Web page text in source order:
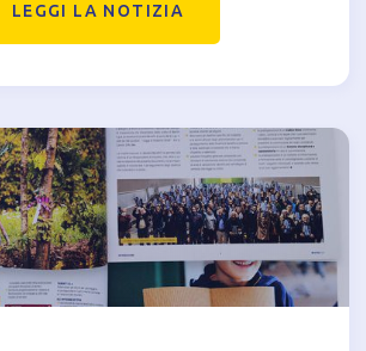
LEGGI LA NOTIZIA
la navigazione del sito)
l'utilizzo di cookie analitici di terze parti